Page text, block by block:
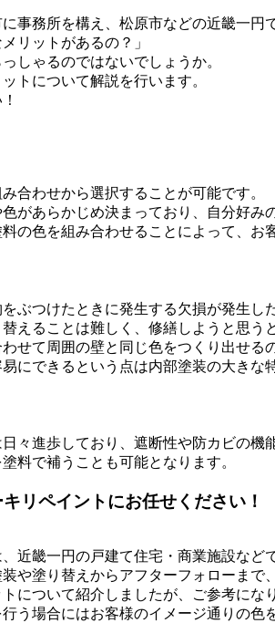
事務所を構え、松原市などの近畿一
リットがあるの？」
しゃるのではないでしょうか。
トについて解説を行います。
合わせから選択することが可能です。
があらかじめ決まっており、自分好み
の色を組み合わせることによって、お
ぶつけたときに発生する欠損が発生し
えることは難しく、修繕しようと思う
せて周囲の壁と同じ色をつくり出せる
にできるという点は内部塗装の大きな
々進歩しており、遮断性や防カビの
料で補うことも可能となります。
リペイントにお任せください！
近畿一円の戸建て住宅・商業施設など
や塗り替えからアフターフォローまで
について紹介しましたが、ご参考にな
う場合にはお客様のイメージ通りの色